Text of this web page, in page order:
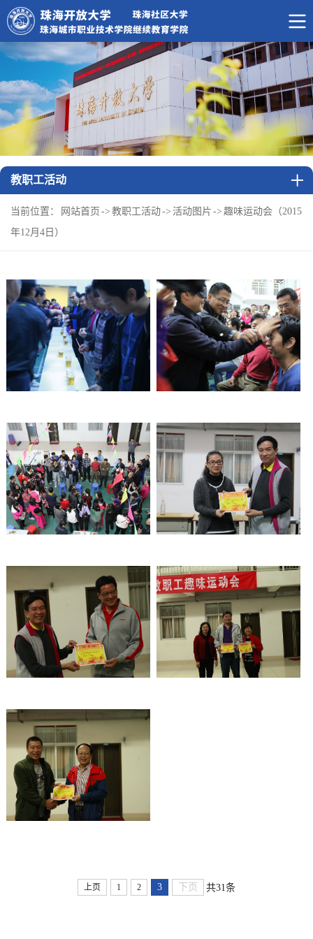
教职工活动
当前位置： 网站首页 -> 教职工活动-> 活动图片 -> 趣味运动会（2015
年12月4日）
上页 1 2 3 下页 共31条